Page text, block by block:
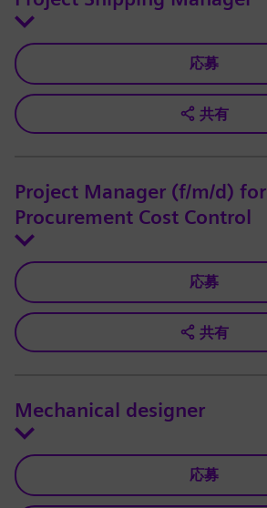
応募
共有
Project Manager (f/m/d) for
Procurement Cost Control
応募
共有
Mechanical designer
応募